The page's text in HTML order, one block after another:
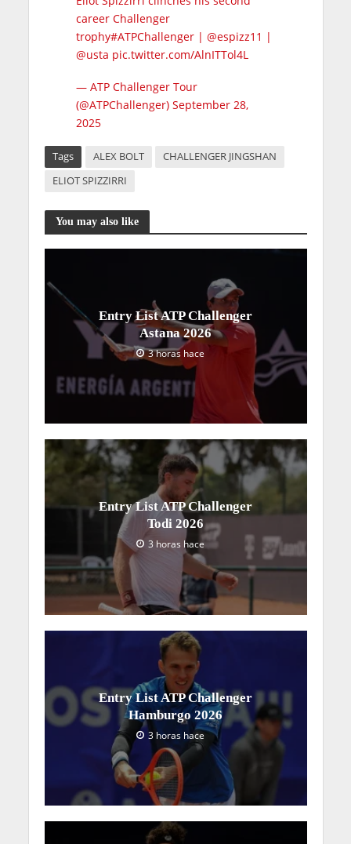
career Challenger
trophy#ATPChallenger| @espizz11 |
@usta pic.twitter.com/AlnITTol4L
— ATP Challenger Tour
(@ATPChallenger) September 28,
2025
Tags ALEX BOLT
CHALLENGER JINGSHAN
ELIOT SPIZZIRRI
You may also like
Entry List ATP Challenger
Astana 2026
3 horas hace
Entry List ATP Challenger
Todi 2026
3 horas hace
Entry List ATP Challenger
Hamburgo 2026
3 horas hace